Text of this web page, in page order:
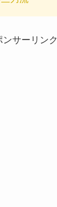
ンサーリンク